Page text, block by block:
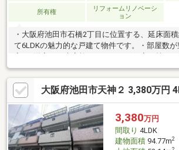
所有権
リフォームリノベーシ
ョン
・大阪府池田市石橋2丁目に位置する、延床面
て6LDKの魅力的な戸建て物件です。・部屋数が
り、テレワークや趣味の部屋としても柔軟に活
日々の暮らしを快適にする設備・収納: トイレ
数バルコニーも完備。各居室にクローゼットや
備わっています。・子育て世帯に最適な好環境:
居専用地域」に守られた閑静な住宅街で、至近
もあり静かに暮らせます。
大阪府池田市天神２ 3,380万円
3,380万円
間取り 4LDK
建物面積94.77m2